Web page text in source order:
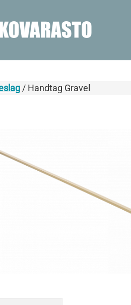
/ Handtag Gravel